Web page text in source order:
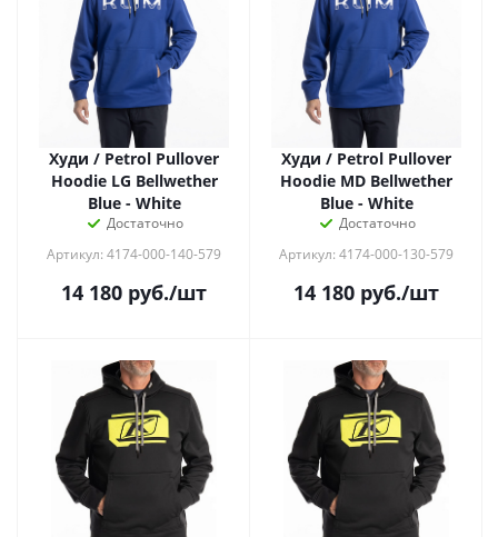
Худи / Petrol Pullover
Hoodie LG Bellwether
Blue - White
Достаточно
Артикул: 4174-000-140-579
14 180 руб./шт
Худи / Petrol Pullover
Hoodie MD Bellwether
Blue - White
Достаточно
Артикул: 4174-000-130-579
14 180 руб./шт